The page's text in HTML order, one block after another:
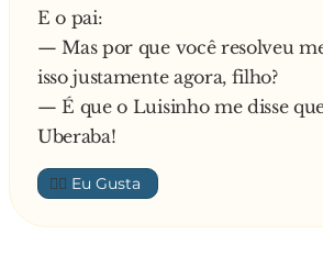
teve também uma estatal
banana podre, mas isso ai já é
Bom, apesar de tudo isso - ou
mesmo - o que interessava a
emissora de televisão daquele
encontro amoroso do casal de
cinegrafistas foram lá para o
E o pai:
— Mas por que você resolveu
isso justamente agora, filho?
— É que o Luisinho me disse
Uberaba!
👍🏼